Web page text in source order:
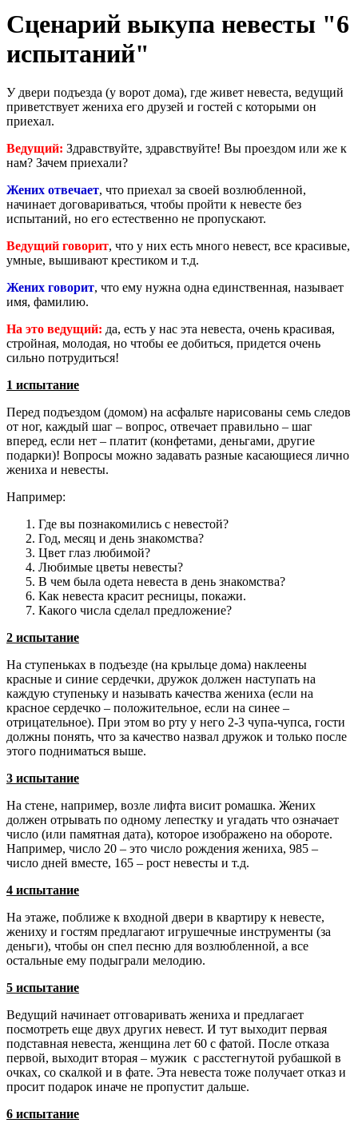
Сценарий выкупа невесты "6
испытаний"
У двери подъезда (у ворот дома), где живет невеста, ведущий
приветствует жениха его друзей и гостей с которыми он
приехал.
Ведущий: Здравствуйте, здравствуйте! Вы проездом или же к
нам? Зачем приехали?
Жених отвечает, что приехал за своей возлюбленной,
начинает договариваться, чтобы пройти к невесте без
испытаний, но его естественно не пропускают.
Ведущий говорит, что у них есть много невест, все красивые,
умные, вышивают крестиком и т.д.
Жених говорит, что ему нужна одна единственная, называет
имя, фамилию.
На это ведущий: да, есть у нас эта невеста, очень красивая,
стройная, молодая, но чтобы ее добиться, придется очень
сильно потрудиться!
1 испытание
Перед подъездом (домом) на асфальте нарисованы семь следов
от ног, каждый шаг – вопрос, отвечает правильно – шаг
вперед, если нет – платит (конфетами, деньгами, другие
подарки)! Вопросы можно задавать разные касающиеся лично
жениха и невесты.
Например:
Где вы познакомились с невестой?
Год, месяц и день знакомства?
Цвет глаз любимой?
Любимые цветы невесты?
В чем была одета невеста в день знакомства?
Как невеста красит ресницы, покажи.
Какого числа сделал предложение?
2 испытание
На ступеньках в подъезде (на крыльце дома) наклеены
красные и синие сердечки, дружок должен наступать на
каждую ступеньку и называть качества жениха (если на
красное сердечко – положительное, если на синее –
отрицательное). При этом во рту у него 2-3 чупа-чупса, гости
должны понять, что за качество назвал дружок и только после
этого подниматься выше.
3 испытание
На стене, например, возле лифта висит ромашка. Жених
должен отрывать по одному лепестку и угадать что означает
число (или памятная дата), которое изображено на обороте.
Например, число 20 – это число рождения жениха, 985 –
число дней вместе, 165 – рост невесты и т.д.
4 испытание
На этаже, поближе к входной двери в квартиру к невесте,
жениху и гостям предлагают игрушечные инструменты (за
деньги), чтобы он спел песню для возлюбленной, а все
остальные ему подыграли мелодию.
5 испытание
Ведущий начинает отговаривать жениха и предлагает
посмотреть еще двух других невест. И тут выходит первая
подставная невеста, женщина лет 60 с фатой. После отказа
первой, выходит вторая – мужик с расстегнутой рубашкой в
очках, со скалкой и в фате. Эта невеста тоже получает отказ и
просит подарок иначе не пропустит дальше.
6 испытание